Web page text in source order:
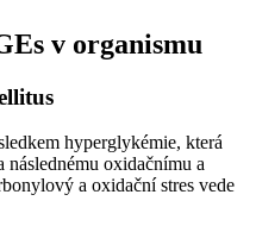
v organismu
hyperglykémie, která
následnému oxidačnímu a
a oxidační stres vede